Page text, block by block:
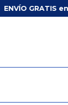
GRATIS en